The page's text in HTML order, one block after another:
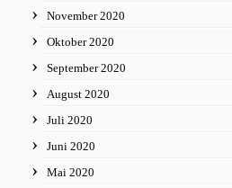
November 2020
Oktober 2020
September 2020
August 2020
Juli 2020
Juni 2020
Mai 2020